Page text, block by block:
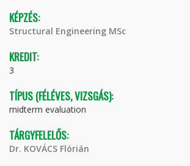
KÉPZÉS:
Structural Engineering MSc
KREDIT:
3
TÍPUS (FÉLÉVES, VIZSGÁS):
midterm evaluation
TÁRGYFELELŐS:
Dr. KOVÁCS Flórián